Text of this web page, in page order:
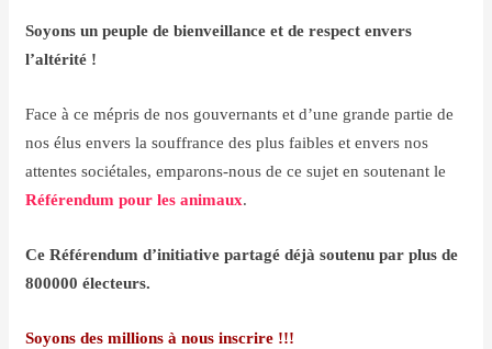
Soyons un peuple de bienveillance et de respect envers
l’altérité !
Face à ce mépris de nos gouvernants et d’une grande partie de
nos élus envers la souffrance des plus faibles et envers nos
attentes sociétales, emparons-nous de ce sujet en soutenant le
Référendum pour les animaux.
Ce Référendum d’initiative partagé déjà soutenu par plus de
800000 électeurs.
Soyons des millions à nous inscrire !!!